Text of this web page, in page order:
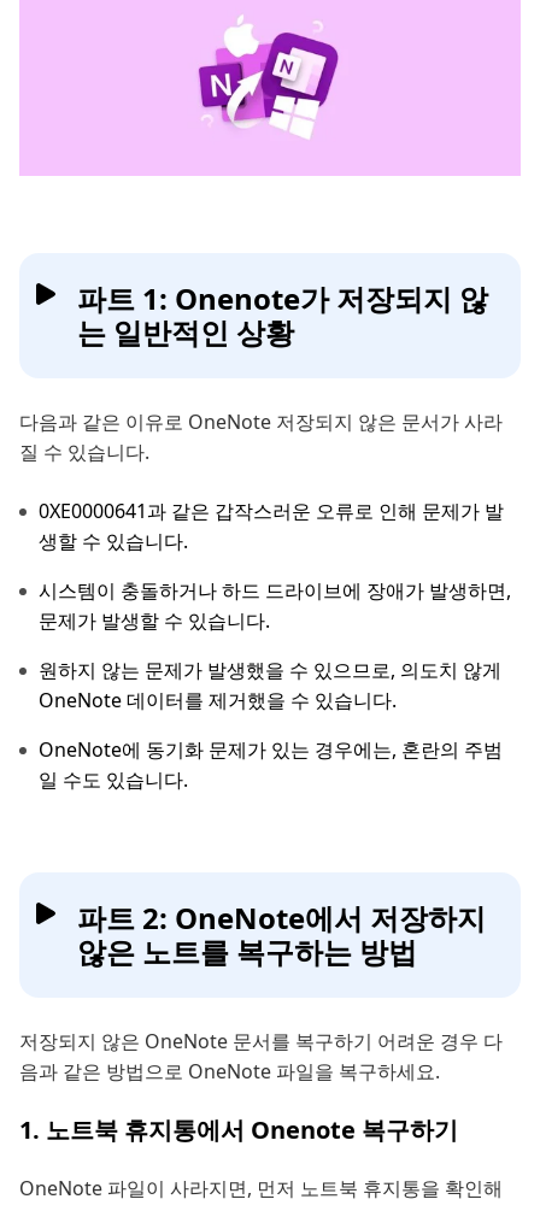
파트 1: Onenote가 저장되지 않
는 일반적인 상황
다음과 같은 이유로 OneNote 저장되지 않은 문서가 사라
질 수 있습니다.
0XE0000641과 같은 갑작스러운 오류로 인해 문제가 발
생할 수 있습니다.
시스템이 충돌하거나 하드 드라이브에 장애가 발생하면,
문제가 발생할 수 있습니다.
원하지 않는 문제가 발생했을 수 있으므로, 의도치 않게
OneNote 데이터를 제거했을 수 있습니다.
OneNote에 동기화 문제가 있는 경우에는, 혼란의 주범
일 수도 있습니다.
파트 2: OneNote에서 저장하지
않은 노트를 복구하는 방법
저장되지 않은 OneNote 문서를 복구하기 어려운 경우 다
음과 같은 방법으로 OneNote 파일을 복구하세요.
1. 노트북 휴지통에서 Onenote 복구하기
OneNote 파일이 사라지면, 먼저 노트북 휴지통을 확인해